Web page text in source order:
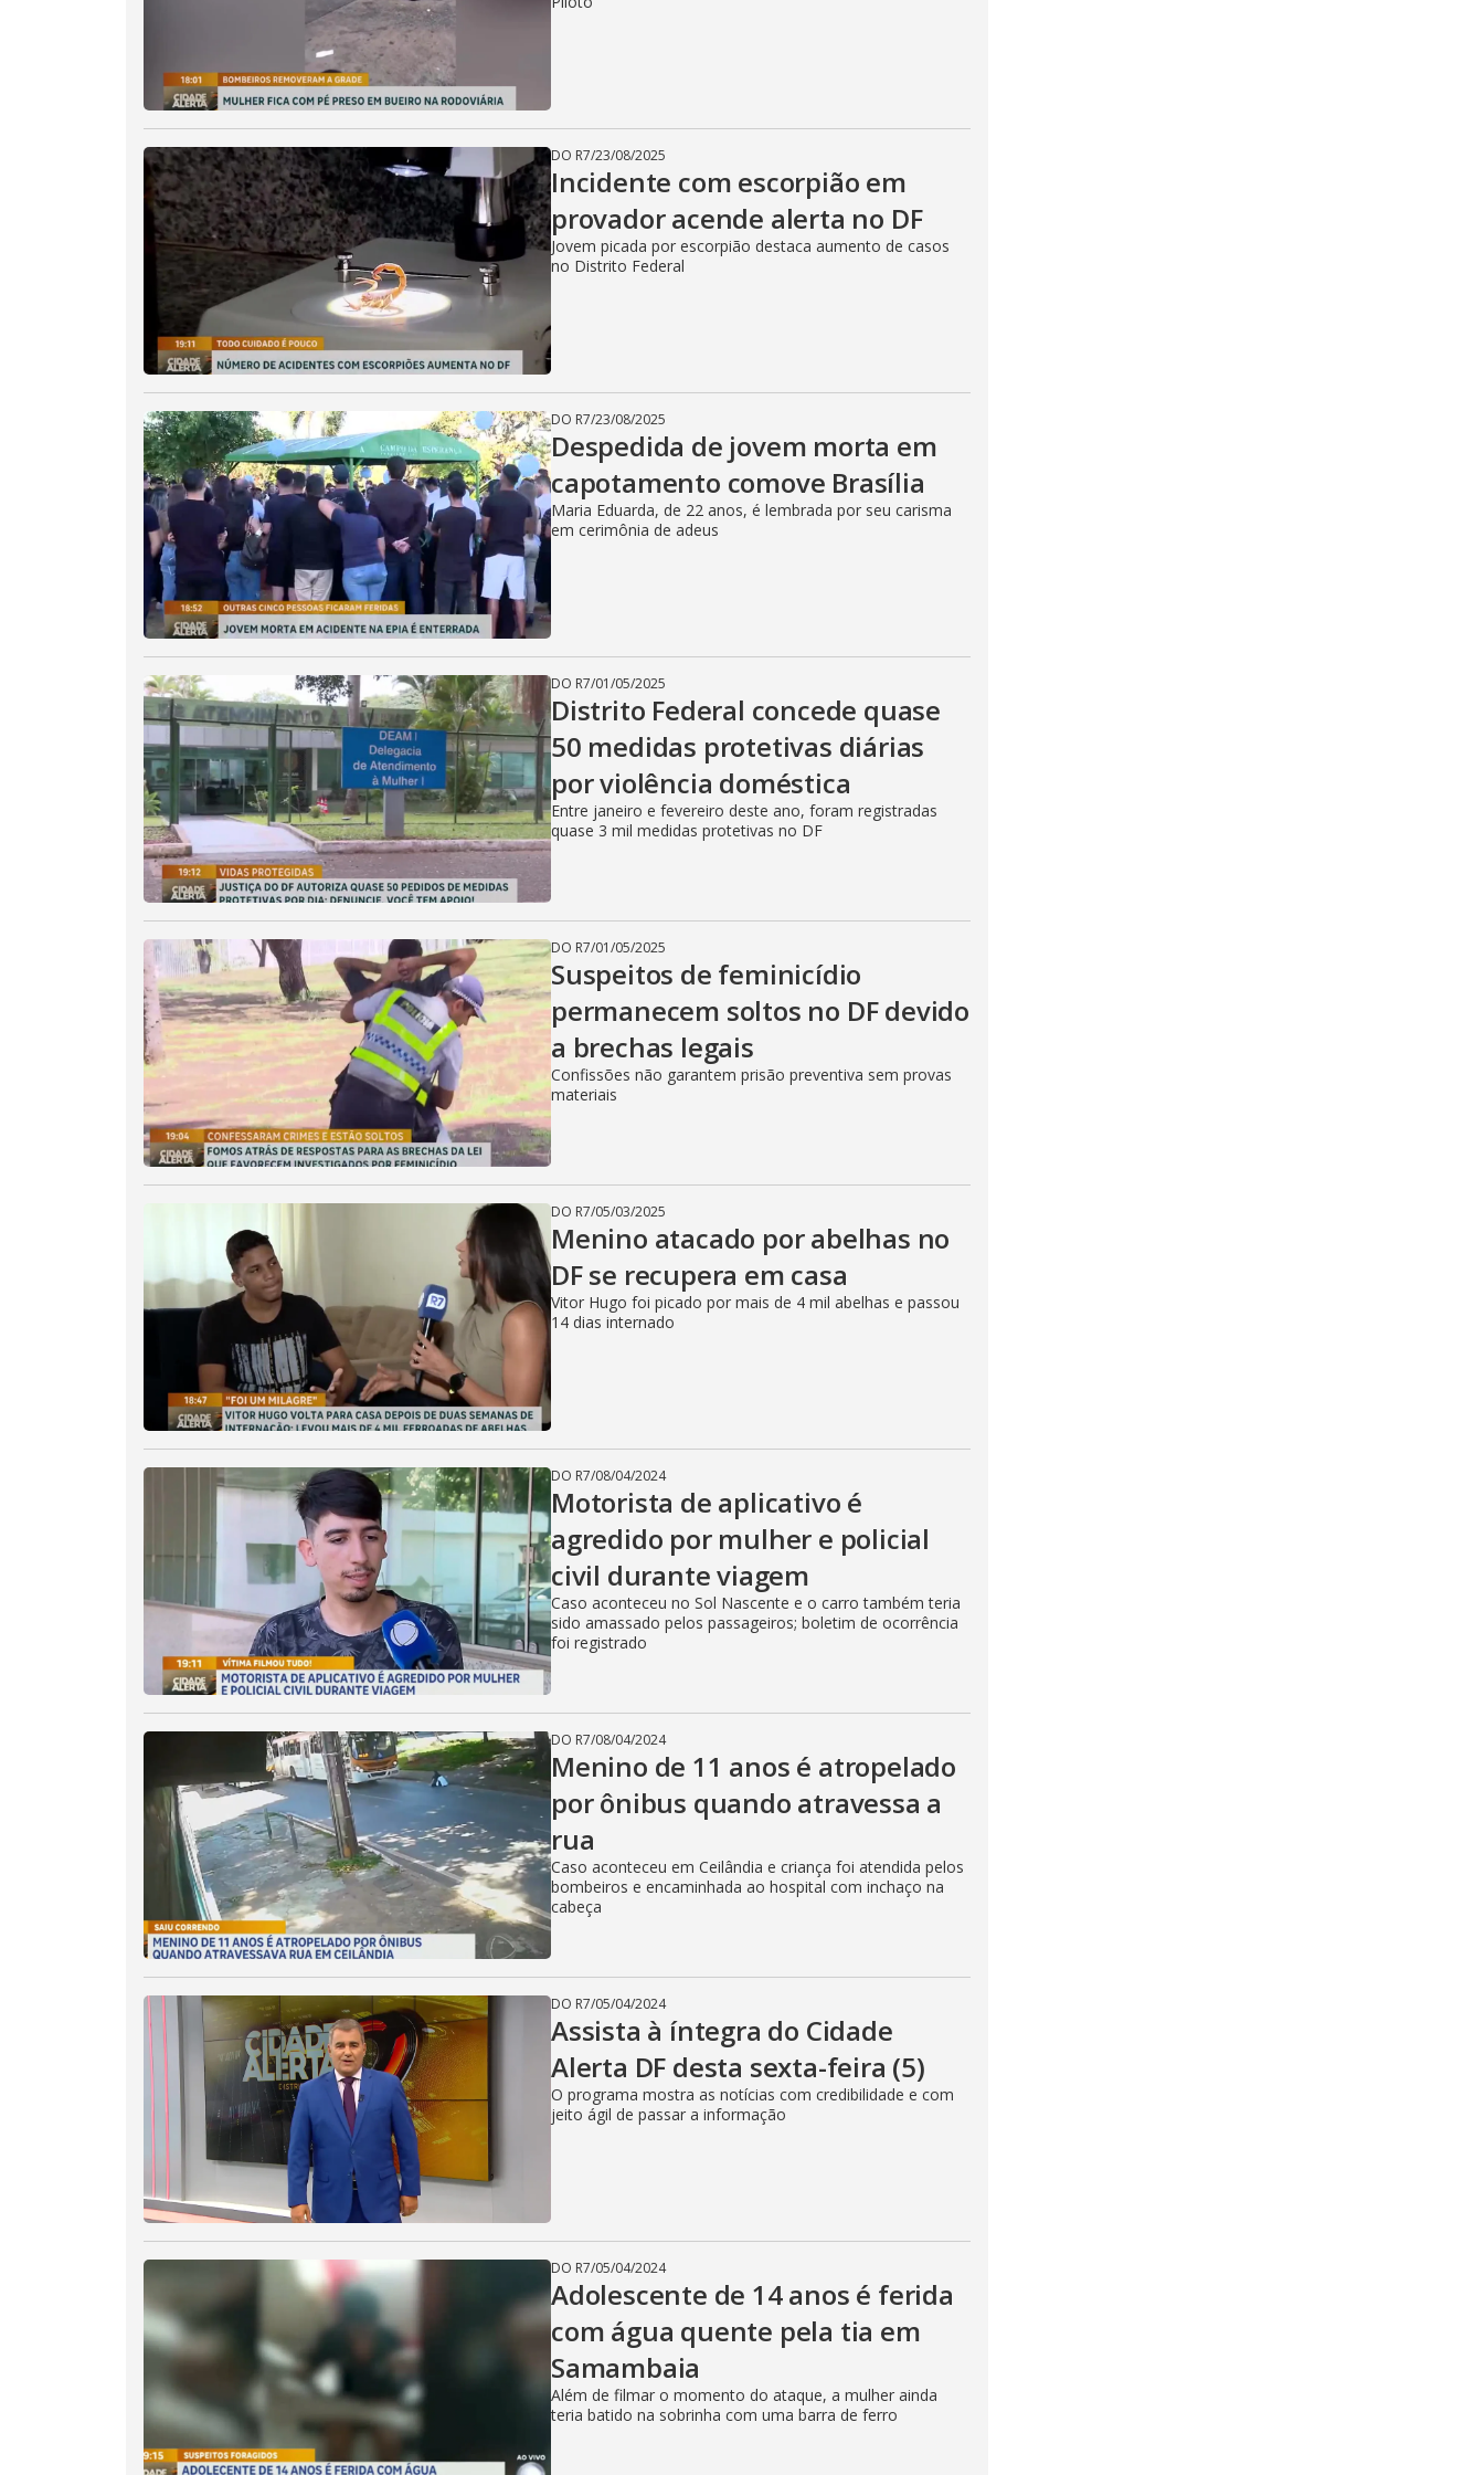
i
d
e
o
DO R7/23/08/2025
Incidente com escorpião em
provador acende alerta no DF
Jovem picada por escorpião destaca aumento de casos
no Distrito Federal
DO R7/23/08/2025
Despedida de jovem morta em
capotamento comove Brasília
Maria Eduarda, de 22 anos, é lembrada por seu carisma
em cerimônia de adeus
DO R7/01/05/2025
Distrito Federal concede quase
50 medidas protetivas diárias
por violência doméstica
Entre janeiro e fevereiro deste ano, foram registradas
quase 3 mil medidas protetivas no DF
DO R7/01/05/2025
Suspeitos de feminicídio
permanecem soltos no DF devido
a brechas legais
Confissões não garantem prisão preventiva sem provas
materiais
DO R7/05/03/2025
Menino atacado por abelhas no
DF se recupera em casa
Vitor Hugo foi picado por mais de 4 mil abelhas e passou
14 dias internado
DO R7/08/04/2024
Motorista de aplicativo é
agredido por mulher e policial
civil durante viagem
Caso aconteceu no Sol Nascente e o carro também teria
sido amassado pelos passageiros; boletim de ocorrência
foi registrado
DO R7/08/04/2024
Menino de 11 anos é atropelado
por ônibus quando atravessa a
rua
Caso aconteceu em Ceilândia e criança foi atendida pelos
bombeiros e encaminhada ao hospital com inchaço na
cabeça
DO R7/05/04/2024
Assista à íntegra do Cidade
Alerta DF desta sexta-feira (5)
O programa mostra as notícias com credibilidade e com
jeito ágil de passar a informação
DO R7/05/04/2024
Adolescente de 14 anos é ferida
com água quente pela tia em
Samambaia
Além de filmar o momento do ataque, a mulher ainda
teria batido na sobrinha com uma barra de ferro